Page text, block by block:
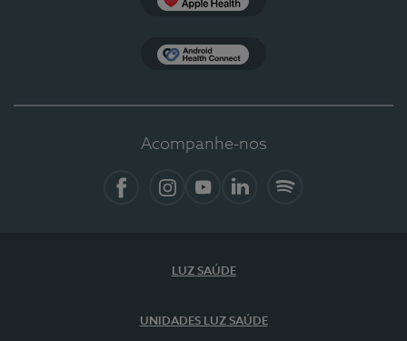
Acompanhe-nos
LUZ SAÚDE
UNIDADES LUZ SAÚDE